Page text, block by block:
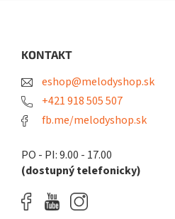
KONTAKT
eshop@melodyshop.sk
+421 918 505 507
fb.me/melodyshop.sk
PO - PI: 9.00 - 17.00
(dostupný telefonicky)